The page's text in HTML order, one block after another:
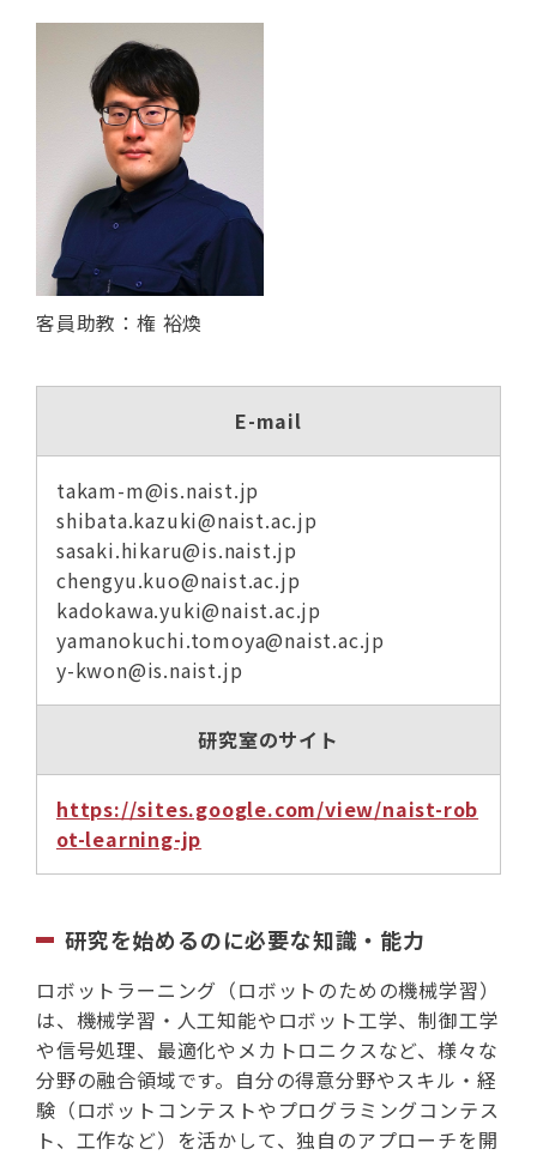
客員助教：権 裕煥
E-mail
takam-m@is.naist.jp
shibata.kazuki@naist.ac.jp
sasaki.hikaru@is.naist.jp
chengyu.kuo@naist.ac.jp
kadokawa.yuki@naist.ac.jp
yamanokuchi.tomoya@naist.ac.jp
y-kwon@is.naist.jp
研究室のサイト
https://sites.google.com/view/naist-rob
ot-learning-jp
研究を始めるのに必要な知識・能力
ロボットラーニング（ロボットのための機械学習）
は、機械学習・人工知能やロボット工学、制御工学
や信号処理、最適化やメカトロニクスなど、様々な
分野の融合領域です。自分の得意分野やスキル・経
験（ロボットコンテストやプログラミングコンテス
ト、工作など）を活かして、独自のアプローチを開